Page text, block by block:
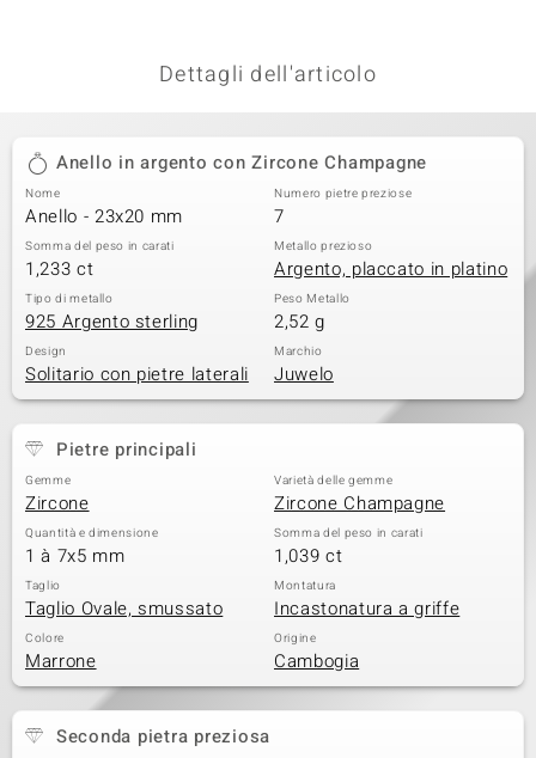
Dettagli dell'articolo
Anello in argento con Zircone Champagne
Nome
Anello - 23x20 mm
Numero pietre preziose
7
Somma del peso in carati
1,233 ct
Metallo prezioso
Argento, placcato in platino
Tipo di metallo
925 Argento sterling
Peso Metallo
2,52 g
Design
Solitario con pietre laterali
Marchio
Juwelo
Pietre principali
Gemme
Zircone
Varietà delle gemme
Zircone Champagne
Quantità e dimensione
1 à 7x5 mm
Somma del peso in carati
1,039 ct
Taglio
Taglio Ovale, smussato
Montatura
Incastonatura a griffe
Colore
Marrone
Origine
Cambogia
Seconda pietra preziosa